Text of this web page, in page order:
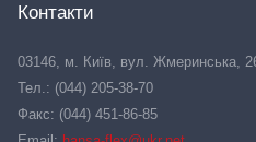
Контакти
03146, м. Київ, вул. Жмеринська,
Тел.: (044) 205-38-70
Факс: (044) 451-86-85